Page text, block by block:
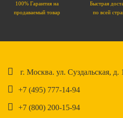
100% Гарантия на
продаваемый товар
Быстрая
по всей
г. Москва. ул. Суздальская,
+7 (495) 777-14-94
+7 (800) 200-15-94